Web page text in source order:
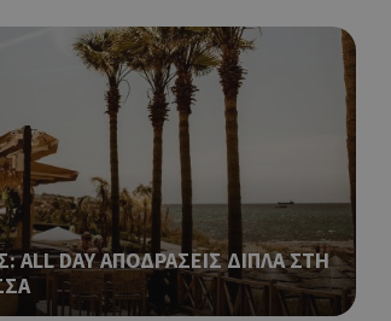
ALL DAY ΑΠΟΔΡΑΣΕΙΣ ΔΙΠΛΑ ΣΤΗ
LangCookie
PHPSESSID